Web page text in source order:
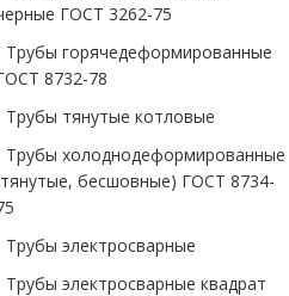
ГОСТ 3262-75
Трубы горячедеформированные
8732-78
Трубы тянутые котловые
Трубы холоднодеформированные
бесшовные) ГОСТ 8734-
Трубы электросварные
Трубы электросварные квадрат